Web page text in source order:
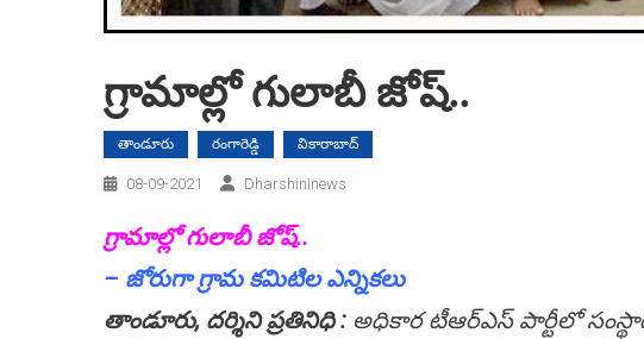
గ్రామాల్లో గులాబీ జోష్‌..
తాండూరు రంగారెడ్డి వికారాబాద్
08-09-2021 Dharshininews
గ్రామాల్లో గులాబీ జోష్‌..
– జోరుగా గ్రామ క‌మిటిల ఎన్నిక‌లు
తాండూరు, ద‌ర్శిని ప్ర‌తినిధి : అధికార టీఆర్ఎస్ పార్టీలో